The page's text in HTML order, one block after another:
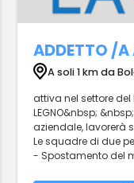
ADDETTO /A
A soli 1 km da
attiva nel settore del
LEGNO&nbsp;
aziendale, lavorerà
Le squadre di due
- Spostamento del